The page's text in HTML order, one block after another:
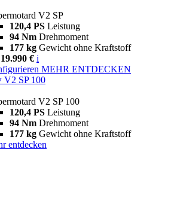
V2 SP
120,4 PS Leistung
94 Nm Drehmoment
177 kg Gewicht ohne Kraftstoff
€ i
MEHR ENTDECKEN
V2 SP 100
V2 SP 100
120,4 PS Leistung
94 Nm Drehmoment
177 kg Gewicht ohne Kraftstoff
entdecken